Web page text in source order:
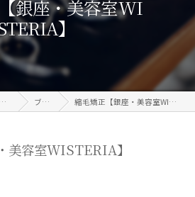
銀座・美容室WI
】
銀座の美容室なら信頼のWISTERIA ブログ 縮毛矯正【銀座・美容室WISTERIA】
美容室WISTERIA】